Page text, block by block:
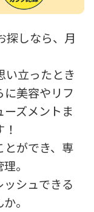
探しなら、月
い立ったとき
美容やリフ
ズメントま
とができ、専
。
シュできる
。